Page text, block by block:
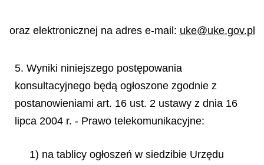
oraz elektronicznej na adres e-mail: uke@uke.gov.pl
5. Wyniki niniejszego postępowania
konsultacyjnego będą ogłoszone zgodnie z
postanowieniami art. 16 ust. 2 ustawy z dnia 16
lipca 2004 r. - Prawo telekomunikacyjne:
1) na tablicy ogłoszeń w siedzibie Urzędu